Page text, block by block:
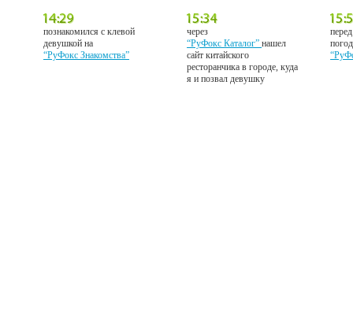
познакомился с клевой
девушкой на
“РуФокс Знакомства”
через
“РуФокс Каталог”нашел
сайт китайского
ресторанчика в городе, куда
я и позвал девушку